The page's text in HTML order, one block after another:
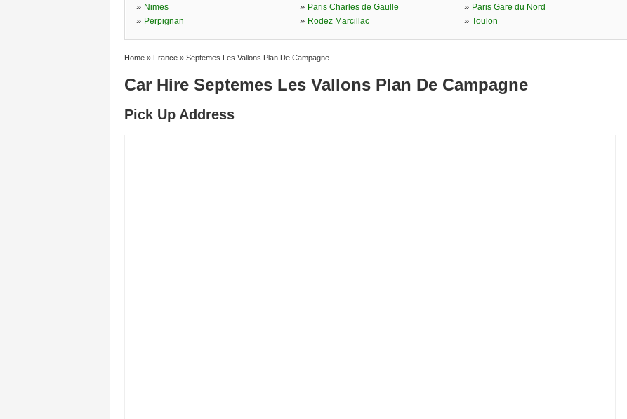
» Nimes » Paris Charles de Gaulle » Paris Gare du Nord
» Perpignan » Rodez Marcillac » Toulon
Home » France » Septemes Les Vallons Plan De Campagne
Car Hire Septemes Les Vallons Plan De Campagne
Pick Up Address